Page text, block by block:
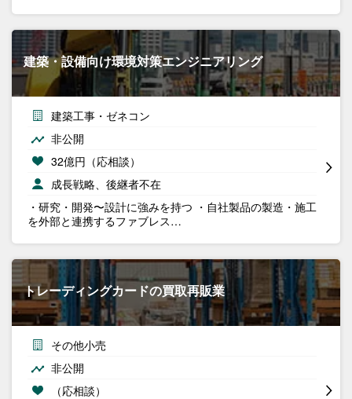
建築・設備向け環境対策エンジニアリング
建築工事・ゼネコン
非公開
32億円（応相談）
成長戦略、後継者不在
・研究・開発〜設計に強みを持つ ・自社製品の製造・施工
を外部と連携するファブレス…
トレーディングカードの買取再販業
その他小売
非公開
（応相談）